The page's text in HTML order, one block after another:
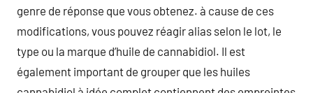
genre de réponse que vous obtenez. à cause de ces
modifications, vous pouvez réagir alias selon le lot, le
type ou la marque d’huile de cannabidiol. Il est
également important de grouper que les huiles